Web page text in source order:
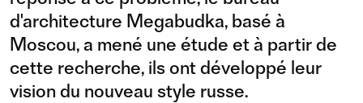
d'architecture Megabudka, basé à
Moscou, a mené une étude et à partir de
cette recherche, ils ont développé leur
vision du nouveau style russe.